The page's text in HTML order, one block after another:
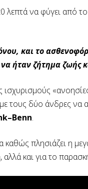
λεπτά να φύγει από
και το
ήταν ζήτημα ζωής
τους δύο άνδρες
.
καθώς πλησιάζει η
και για το